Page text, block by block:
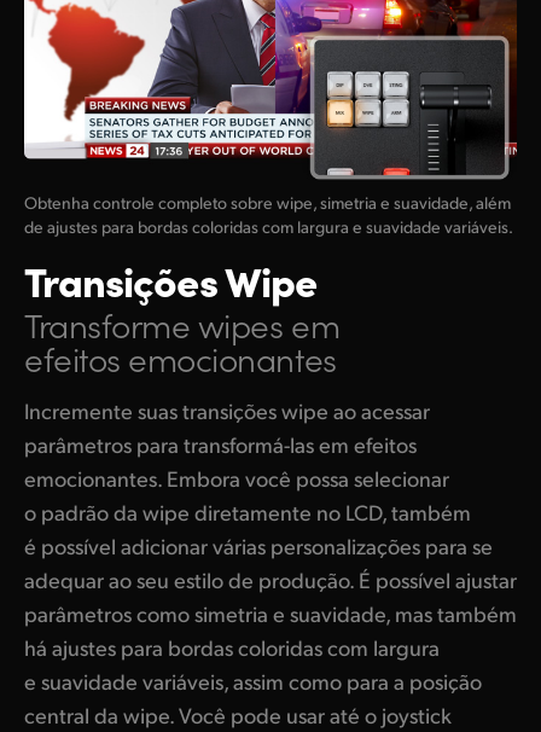
Obtenha controle completo sobre wipe, simetria e suavidade, além
de ajustes para bordas coloridas com largura e suavidade variáveis.
Transições Wipe
Transforme wipes em
efeitos emocionantes
Incremente suas transições wipe ao acessar
parâmetros para transformá-las em efeitos
emocionantes. Embora você possa selecionar
o padrão da wipe diretamente no LCD, também
é possível adicionar várias personalizações para se
adequar ao seu estilo de produção. É possível ajustar
parâmetros como simetria e suavidade, mas também
há ajustes para bordas coloridas com largura
e suavidade variáveis, assim como para a posição
central da wipe. Você pode usar até o joystick